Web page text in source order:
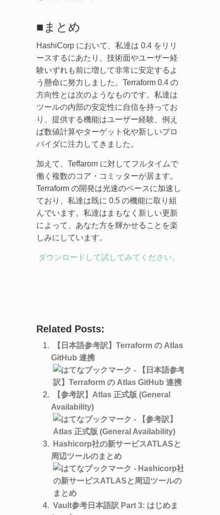
■まとめ
HashiCorp において、私達は 0.4 をリリ
ースするにあたり、技術面やユーザー経
験いずれも前に増して非常に安定するよ
う懸命に努力しました。Terraform 0.4 の
方向性とは次のようなものです。私達は
ツールの内部の安定性に自信を持ってお
り、提供する機能はユーザー経験、例え
ば数値計算やターゲット化や新しいプロ
バイダに注力してきました。
加えて、Teffarom に対してフルタイムで
働く複数のコア・コミッターが居ます。
Terraform の開発は光速のペースに加速し
ており、私達は既に 0.5 の機能に取り組
んでいます。私達はまもなく新しい更新
によって、あなた方を輝かせることを楽
しみにしています。
ダウンロードして試してみてください。
Related Posts:
【日本語参考訳】Terraform の Atlas
GitHub 連携
【参考訳】Atlas 正式版 (General
Availability)
Hashicorp社の新サービスATLASと
周辺ツールのまとめ
Vault参考日本語訳 Part 3: はじめま